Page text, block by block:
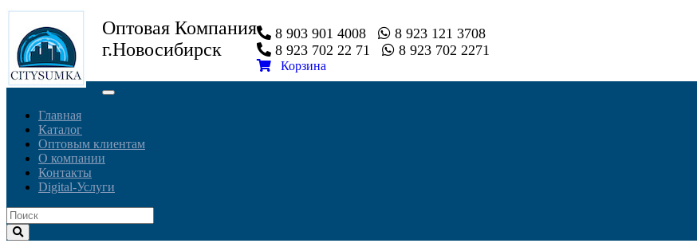
Оптовая Компания
г.Новосибирск
8 903 901 4008
8 923 121 3708
8 923 702 22 71
8 923 702 2271
Корзина
Toggle
Главная
Каталог
Оптовым клиентам
О компании
Контакты
Digital-Услуги